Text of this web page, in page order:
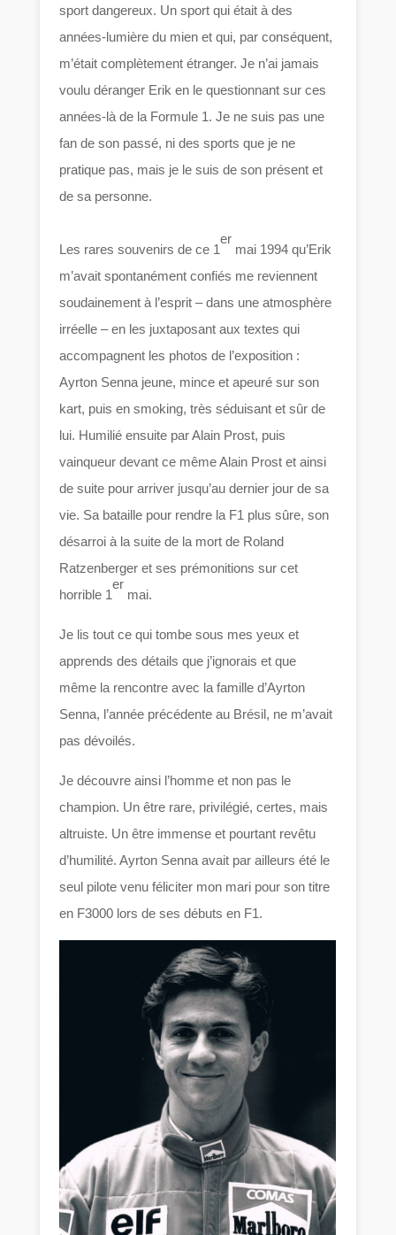
sport dangereux. Un sport qui était à des
années-lumière du mien et qui, par conséquent,
m’était complètement étranger. Je n’ai jamais
voulu déranger Erik en le questionnant sur ces
années-là de la Formule 1. Je ne suis pas une
fan de son passé, ni des sports que je ne
pratique pas, mais je le suis de son présent et
de sa personne.
Les rares souvenirs de ce 1
er
mai 1994 qu’Erik
m’avait spontanément confiés me reviennent
soudainement à l’esprit – dans une atmosphère
irréelle – en les juxtaposant aux textes qui
accompagnent les photos de l’exposition :
Ayrton Senna jeune, mince et apeuré sur son
kart, puis en smoking, très séduisant et sûr de
lui. Humilié ensuite par Alain Prost, puis
vainqueur devant ce même Alain Prost et ainsi
de suite pour arriver jusqu’au dernier jour de sa
vie. Sa bataille pour rendre la F1 plus sûre, son
désarroi à la suite de la mort de Roland
Ratzenberger et ses prémonitions sur cet
horrible 1
er
mai.
Je lis tout ce qui tombe sous mes yeux et
apprends des détails que j’ignorais et que
même la rencontre avec la famille d’Ayrton
Senna, l’année précédente au Brésil, ne m’avait
pas dévoilés.
Je découvre ainsi l’homme et non pas le
champion. Un être rare, privilégié, certes, mais
altruiste. Un être immense et pourtant revêtu
d’humilité. Ayrton Senna avait par ailleurs été le
seul pilote venu féliciter mon mari pour son titre
en F3000 lors de ses débuts en F1.